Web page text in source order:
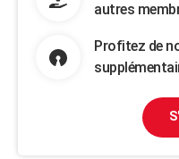
autres
Profitez de